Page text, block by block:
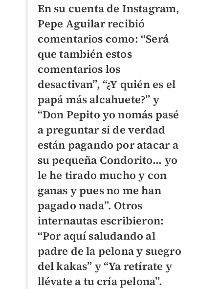
En su cuenta de Instagram,
Pepe Aguilar recibió
comentarios como: “Será
que también estos
comentarios los
desactivan”, “¿Y quién es el
papá más alcahuete?” y
“Don Pepito yo nomás pasé
a preguntar si de verdad
están pagando por atacar a
su pequeña Condorito… yo
le he tirado mucho y con
ganas y pues no me han
pagado nada”. Otros
internautas escribieron:
“Por aquí saludando al
padre de la pelona y suegro
del kakas” y “Ya retírate y
llévate a tu cría pelona”.